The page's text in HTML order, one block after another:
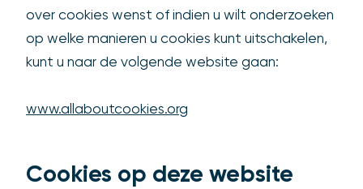
over cookies wenst of indien u wilt onderzoeken
op welke manieren u cookies kunt uitschakelen,
kunt u naar de volgende website gaan:
www.allaboutcookies.org
Cookies op deze website